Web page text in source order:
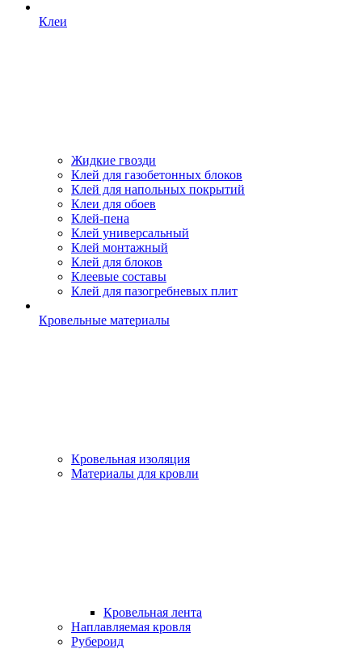
Клеи
Жидкие гвозди
Клей для газобетонных блоков
Клей для напольных покрытий
Клеи для обоев
Клей-пена
Клей универсальный
Клей монтажный
Клей для блоков
Клеевые составы
Клей для пазогребневых плит
Кровельные материалы
Кровельная изоляция
Материалы для кровли
Кровельная лента
Наплавляемая кровля
Рубероид